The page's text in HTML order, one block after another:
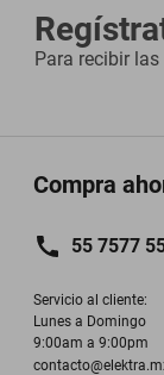
Para recibir
Compra
55 7577
Servicio al cliente:
Lunes a Domingo
9:00am a 9:00pm